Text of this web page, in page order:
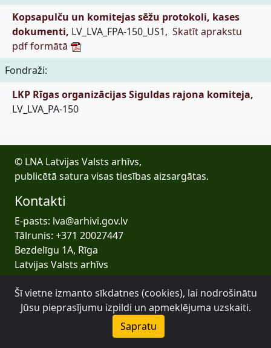
Kopsapulču un komitejas sēžu protokoli, kases
dokumenti, LV_LVA_FPA-150_US1, Skatīt aprakstu
pdf formātā
Fondraži:
LKP Rīgas organizācijas Siguldas rajona komiteja,
LV_LVA_PA-150
© LNA Latvijas Valsts arhīvs,
publicētā satura visas tiesības aizsargātas.
Kontakti
E-pasts: lva@arhivi.gov.lv
Tālrunis: +371 20027447
Bezdelīgu 1A, Rīga
Latvijas Valsts arhīvs
Šī vietne izmanto sīkdatnes (cookies), lai nodrošinātu
Jūsu pieprasījumu izpildi un apmeklējuma uzskaiti.
Sapratu